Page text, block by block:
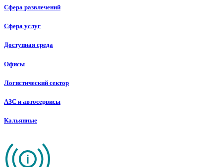
Сфера развлечений
Сфера услуг
Доступная среда
Офисы
Логистический сектор
АЗС и автосервисы
Кальянные